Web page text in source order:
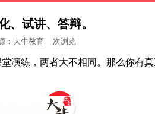
、试讲、答辩。
： 大牛教育 次浏览
演练，两者大不相同。那么你有
面试考试